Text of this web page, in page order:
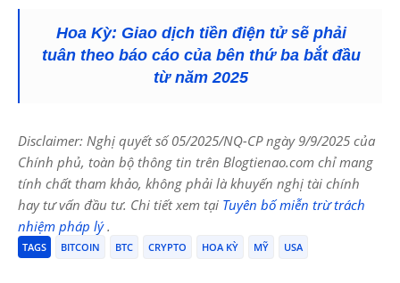
Hoa Kỳ: Giao dịch tiền điện tử sẽ phải
tuân theo báo cáo của bên thứ ba bắt đầu
từ năm 2025
Disclaimer: Nghị quyết số 05/2025/NQ-CP ngày 9/9/2025 của
Chính phủ, toàn bộ thông tin trên Blogtienao.com chỉ mang
tính chất tham khảo, không phải là khuyến nghị tài chính
hay tư vấn đầu tư. Chi tiết xem tại Tuyên bố miễn trừ trách
nhiệm pháp lý.
TAGS BITCOIN BTC CRYPTO HOA KỲ MỸ USA